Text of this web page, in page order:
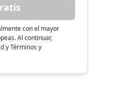
con el mayor
Al continuar,
y Términos y